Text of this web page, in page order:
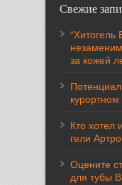
Свежие
“Хитогель
за кожей
Кто хотел
гели
Оцените
для тубы